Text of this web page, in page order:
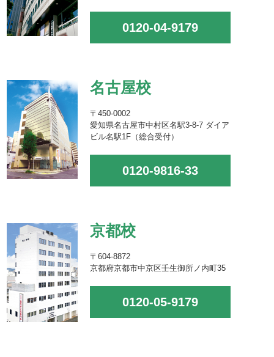
0120-04-9179
名古屋校
〒450-0002
愛知県名古屋市中村区名駅3-8-7 ダイア
ビル名駅1F（総合受付）
0120-9816-33
京都校
〒604-8872
京都府京都市中京区壬生御所ノ内町35
0120-05-9179